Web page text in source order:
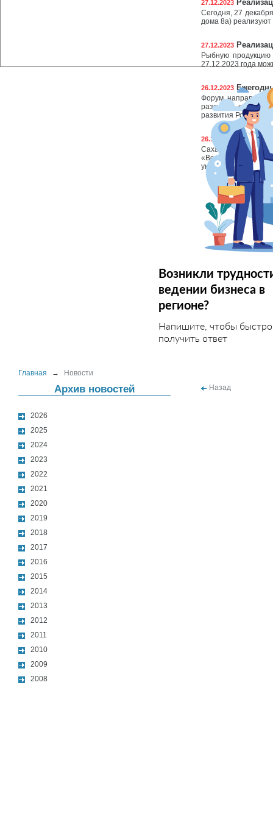
Возникли
ведении бизнеса в
регионе?
Напишите, чтобы быстро
получить ответ
Главная → Новости
Архив новостей
2026
2025
2024
2023
2022
2021
2020
2019
2018
2017
2016
2015
2014
2013
2012
2011
2010
2009
2008
27.12.2023
Сегодня, 27
дома 8а) реализуют
27.12.2023
Рыбную
27.12.2023 года
26.12.2023
Форум направлен
развитие страны,
развития России.
26.12.2023
Сахалинцы и
«Всей семьей». Для
укрепление связи
Назад